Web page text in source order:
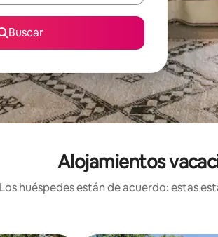
Buscar
Alojamientos
Los huéspedes están de acuerdo: estas